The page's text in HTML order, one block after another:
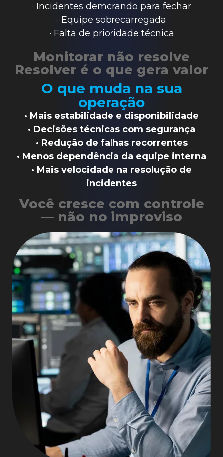
· Incidentes demorando para fechar
· Equipe sobrecarregada
· Falta de prioridade técnica
Monitorar não resolve
Resolver é o que gera valor
O que muda na sua
operação
· Mais estabilidade e disponibilidade
· Decisões técnicas com segurança
· Redução de falhas recorrentes
· Menos dependência da equipe interna
· Mais velocidade na resolução de
incidentes
Você cresce com controle
— não no improviso